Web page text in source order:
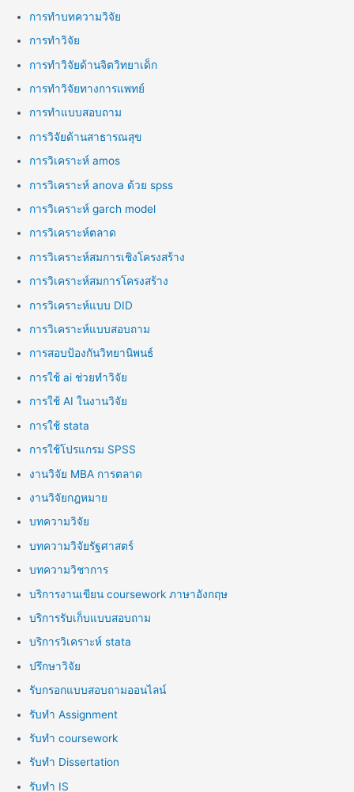
การทำบทความวิจัย
การทำวิจัย
การทำวิจัยด้านจิตวิทยาเด็ก
การทำวิจัยทางการแพทย์
การทำแบบสอบถาม
การวิจัยด้านสาธารณสุข
การวิเคราะห์ amos
การวิเคราะห์ anova ด้วย spss
การวิเคราะห์ garch model
การวิเคราะห์ตลาด
การวิเคราะห์สมการเชิงโครงสร้าง
การวิเคราะห์สมการโครงสร้าง
การวิเคราะห์แบบ DID
การวิเคราะห์แบบสอบถาม
การสอบป้องกันวิทยานิพนธ์
การใช้ ai ช่วยทำวิจัย
การใช้ AI ในงานวิจัย
การใช้ stata
การใช้โปรแกรม SPSS
งานวิจัย MBA การตลาด
งานวิจัยกฎหมาย
บทความวิจัย
บทความวิจัยรัฐศาสตร์
บทความวิชาการ
บริการงานเขียน coursework ภาษาอังกฤษ
บริการรับเก็บแบบสอบถาม
บริการวิเคราะห์ stata
ปรึกษาวิจัย
รับกรอกแบบสอบถามออนไลน์
รับทำ Assignment
รับทำ coursework
รับทำ Dissertation
รับทำ IS